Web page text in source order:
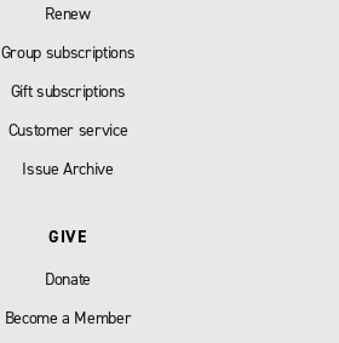
Renew
Group subscriptions
Gift subscriptions
Customer service
Issue Archive
GIVE
Donate
Become a Member